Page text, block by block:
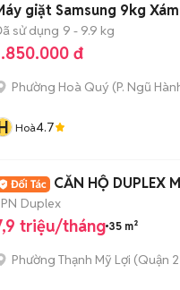
giặt Samsung 9kg Xám
sử dụng 9 - 9.9 kg
đ
Phường Hoà Quý (P. Ngũ
Hoà4.7
CĂN HỘ DUPLEX
PN Duplex
triệu/tháng 35 m²
Phường Thạnh Mỹ Lợi (Quận